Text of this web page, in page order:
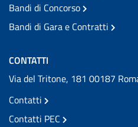
Bandi di Concorso
Bandi di Gara e Contratti
CONTATTI
Via del Tritone, 181 00187
Contatti
Contatti PEC